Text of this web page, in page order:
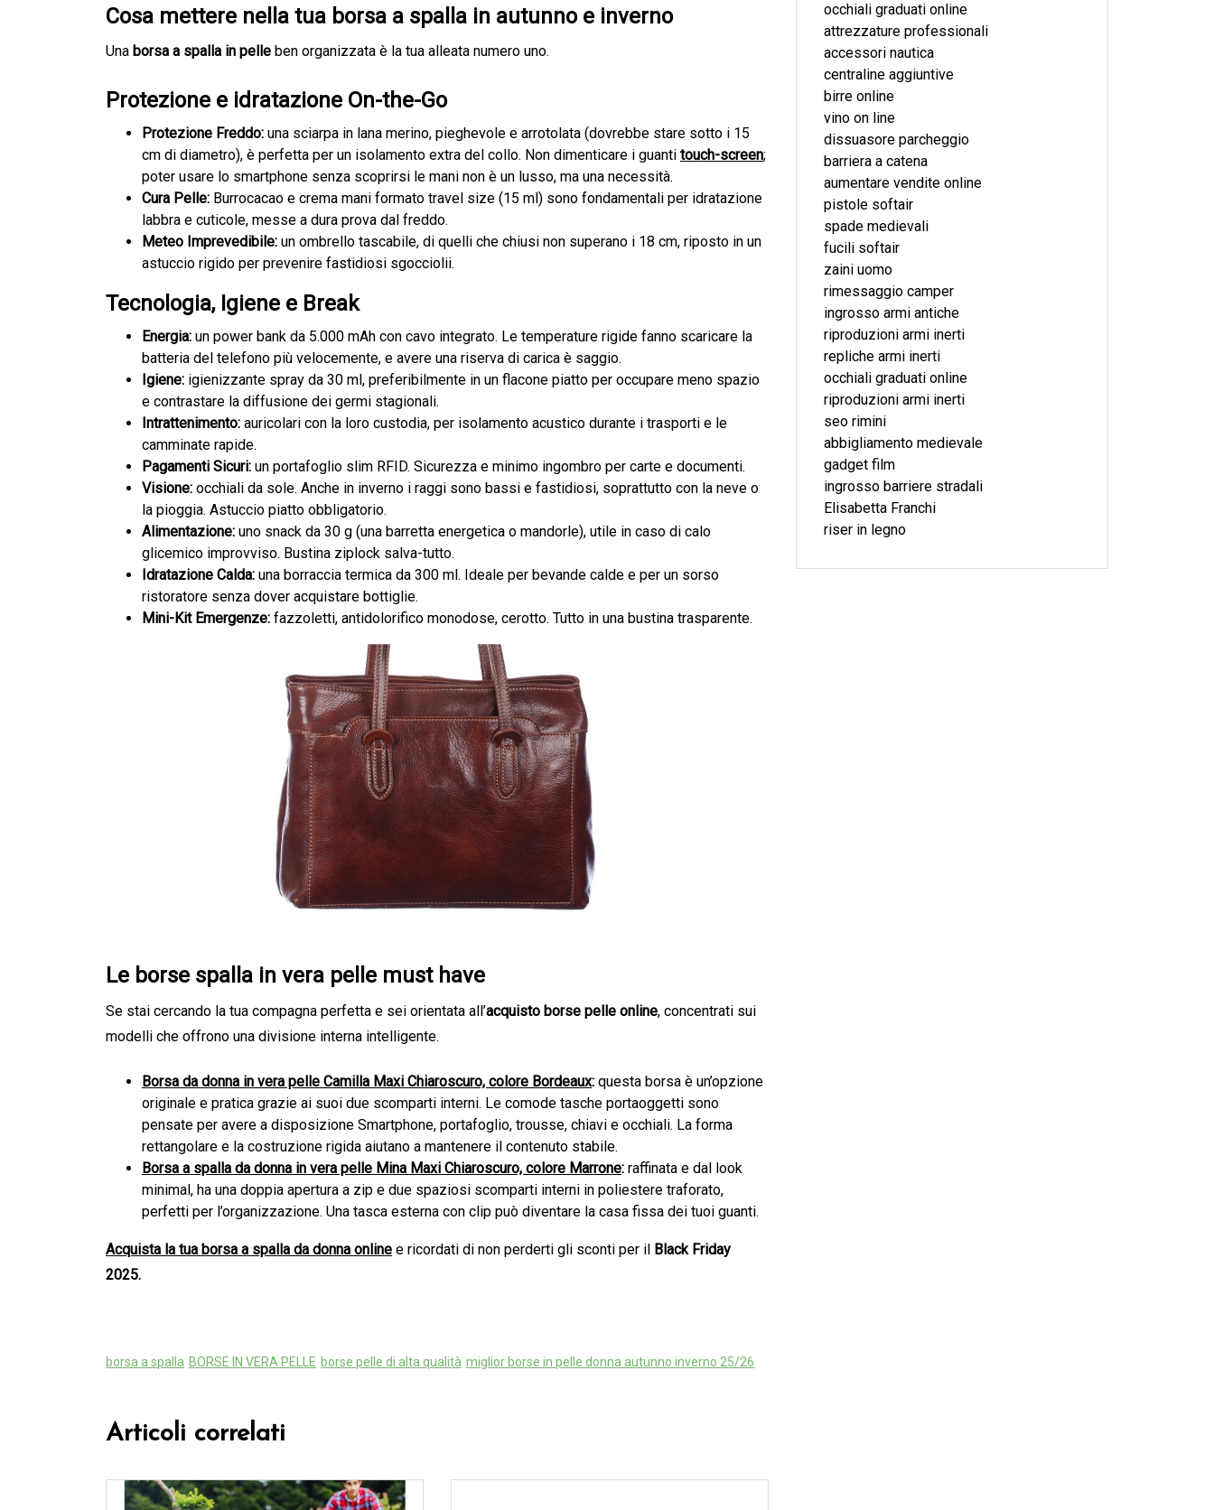
Cosa mettere nella tua borsa a spalla in autunno e inverno
Una borsa a spalla in pelle ben organizzata è la tua alleata numero uno.
Protezione e idratazione On-the-Go
Protezione Freddo: una sciarpa in lana merino, pieghevole e arrotolata (dovrebbe stare sotto i 15
cm di diametro), è perfetta per un isolamento extra del collo. Non dimenticare i guanti touch-screen;
poter usare lo smartphone senza scoprirsi le mani non è un lusso, ma una necessità.
Cura Pelle: Burrocacao e crema mani formato travel size (15 ml) sono fondamentali per idratazione
labbra e cuticole, messe a dura prova dal freddo.
Meteo Imprevedibile: un ombrello tascabile, di quelli che chiusi non superano i 18 cm, riposto in un
astuccio rigido per prevenire fastidiosi sgocciolii.
Tecnologia, Igiene e Break
Energia: un power bank da 5.000 mAh con cavo integrato. Le temperature rigide fanno scaricare la
batteria del telefono più velocemente, e avere una riserva di carica è saggio.
Igiene: igienizzante spray da 30 ml, preferibilmente in un flacone piatto per occupare meno spazio
e contrastare la diffusione dei germi stagionali.
Intrattenimento: auricolari con la loro custodia, per isolamento acustico durante i trasporti e le
camminate rapide.
Pagamenti Sicuri: un portafoglio slim RFID. Sicurezza e minimo ingombro per carte e documenti.
Visione: occhiali da sole. Anche in inverno i raggi sono bassi e fastidiosi, soprattutto con la neve o
la pioggia. Astuccio piatto obbligatorio.
Alimentazione: uno snack da 30 g (una barretta energetica o mandorle), utile in caso di calo
glicemico improvviso. Bustina ziplock salva-tutto.
Idratazione Calda: una borraccia termica da 300 ml. Ideale per bevande calde e per un sorso
ristoratore senza dover acquistare bottiglie.
Mini-Kit Emergenze: fazzoletti, antidolorifico monodose, cerotto. Tutto in una bustina trasparente.
Le borse spalla in vera pelle must have
Se stai cercando la tua compagna perfetta e sei orientata all’acquisto borse pelle online, concentrati sui
modelli che offrono una divisione interna intelligente.
Borsa da donna in vera pelle Camilla Maxi Chiaroscuro, colore Bordeaux: questa borsa è un’opzione
originale e pratica grazie ai suoi due scomparti interni. Le comode tasche portaoggetti sono
pensate per avere a disposizione Smartphone, portafoglio, trousse, chiavi e occhiali. La forma
rettangolare e la costruzione rigida aiutano a mantenere il contenuto stabile.
Borsa a spalla da donna in vera pelle Mina Maxi Chiaroscuro, colore Marrone: raffinata e dal look
minimal, ha una doppia apertura a zip e due spaziosi scomparti interni in poliestere traforato,
perfetti per l’organizzazione. Una tasca esterna con clip può diventare la casa fissa dei tuoi guanti.
Acquista la tua borsa a spalla da donna online e ricordati di non perderti gli sconti per il Black Friday
2025.
borsa a spalla BORSE IN VERA PELLE borse pelle di alta qualità miglior borse in pelle donna autunno inverno 25/26
Articoli correlati
occhiali graduati online
attrezzature professionali
accessori nautica
centraline aggiuntive
birre online
vino on line
dissuasore parcheggio
barriera a catena
aumentare vendite online
pistole softair
spade medievali
fucili softair
zaini uomo
rimessaggio camper
ingrosso armi antiche
riproduzioni armi inerti
repliche armi inerti
occhiali graduati online
riproduzioni armi inerti
seo rimini
abbigliamento medievale
gadget film
ingrosso barriere stradali
Elisabetta Franchi
riser in legno